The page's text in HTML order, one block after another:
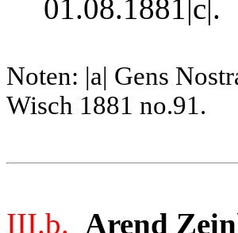
01.08.1881|c|.
Noten: |a| Gens
Wisch 1881 no.91.
III.b. Arend